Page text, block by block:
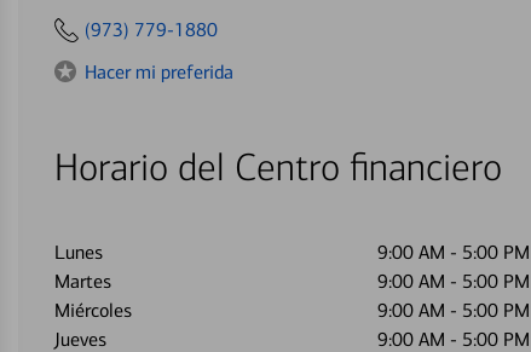
(973) 779-1880
Hacer mi preferida
Horario del Centro financiero
Lunes 9:00 AM - 5:00 PM
Martes
9:00 AM - 5:00 PM
Miércoles
9:00 AM - 5:00 PM
Jueves
9:00 AM - 5:00 PM